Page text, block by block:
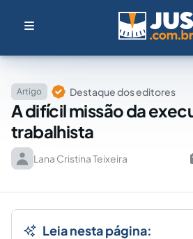
Artigo Destaque dos editores
A difícil missão da
trabalhista
Lana Cristina Teixeira
Leia nesta página: